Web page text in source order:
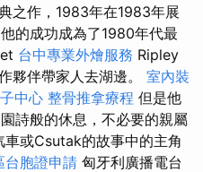
之作，1983年在1983年展
的成功成為了1980年代最
台中專業外燴服務 Ripley
夥伴帶家人去湖邊。 室內裝
中心 整骨推拿療程 但是他
詩般的休息，不必要的親屬
或Csutak的故事中的主角
台胞證申請 匈牙利廣播電台